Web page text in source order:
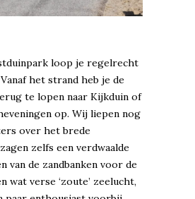
loop je regelrecht
het strand heb je de
te lopen naar Kijkduin of
op. Wij liepen nog
over het brede
zelfs een verdwaalde
van de zandbanken voor de
wat verse ‘zoute’ zeelucht,